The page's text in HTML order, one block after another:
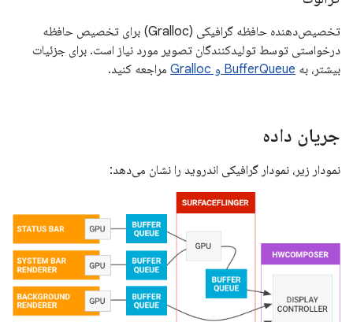
تخصیص‌دهنده حافظه گرافیکی (Gralloc) برای تخصیص حافظه
درخواستی توسط تولیدکنندگان تصویر مورد نیاز است. برای جزئیات
بیشتر، به BufferQueue و Gralloc مراجعه کنید.
جریان داده
نمودار زیر، نمودار گرافیکی اندروید را نشان می‌دهد: